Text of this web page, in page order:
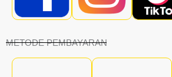
METODE PEMBAYARAN